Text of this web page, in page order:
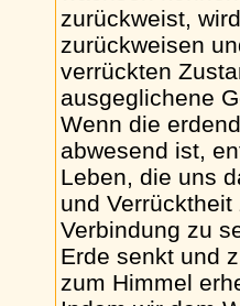
zurückweist,
zurückweisen
verrückten
ausgeglichene
Wenn die
abwesend ist,
Leben, die uns
und
Verbindung zu
Erde senkt und
zum Himmel